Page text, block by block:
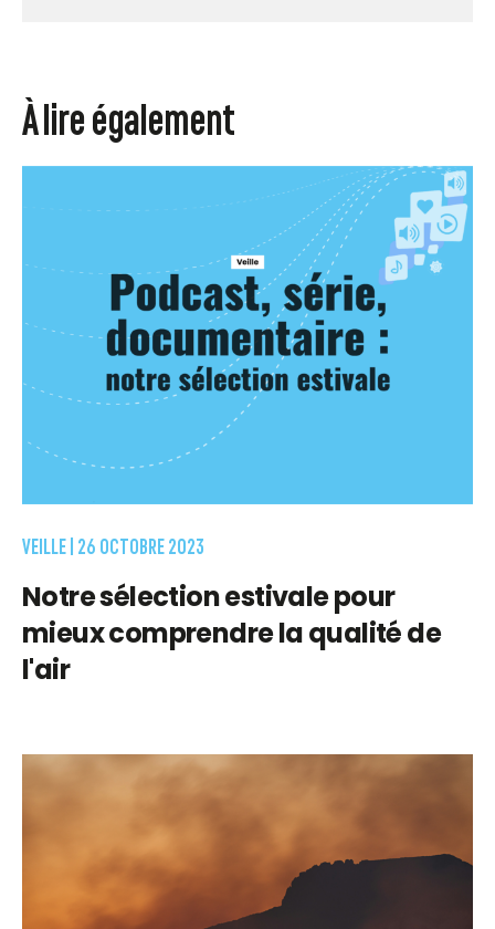
À lire également
VEILLE | 26 OCTOBRE 2023
Notre sélection estivale pour
mieux comprendre la qualité de
l'air